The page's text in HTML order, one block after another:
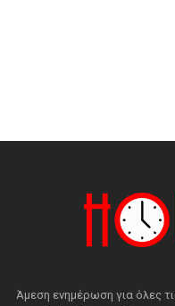
Άμεση ενημέρωση για όλες